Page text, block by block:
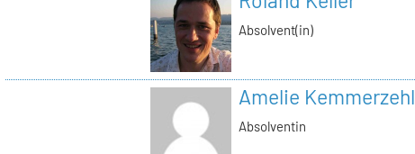
Absolvent(in)
Amelie Kemmerzehl
Absolventin